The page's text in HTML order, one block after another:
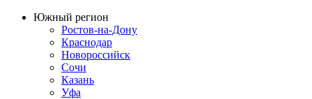
Южный регион
Ростов-на-Дону
Краснодар
Новороссийск
Сочи
Казань
Уфа